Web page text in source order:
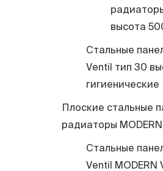
высота
Стальные
Ventil тип 30
гигиенические
Плоские стальные
радиаторы MODERN
Стальные
Ventil MODERN